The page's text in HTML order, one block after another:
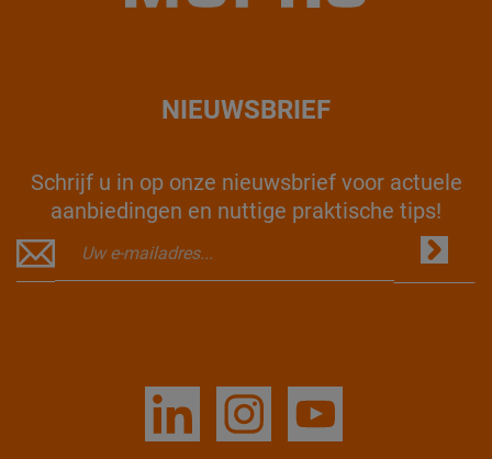
NIEUWSBRIEF
Schrijf u in op onze nieuwsbrief voor actuele
aanbiedingen en nuttige praktische tips!